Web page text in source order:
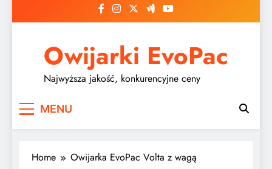
Owijarki EvoPac
Najwyższa jakość, konkurencyjne ceny
MENU
Home Owijarka EvoPac Volta z wagą